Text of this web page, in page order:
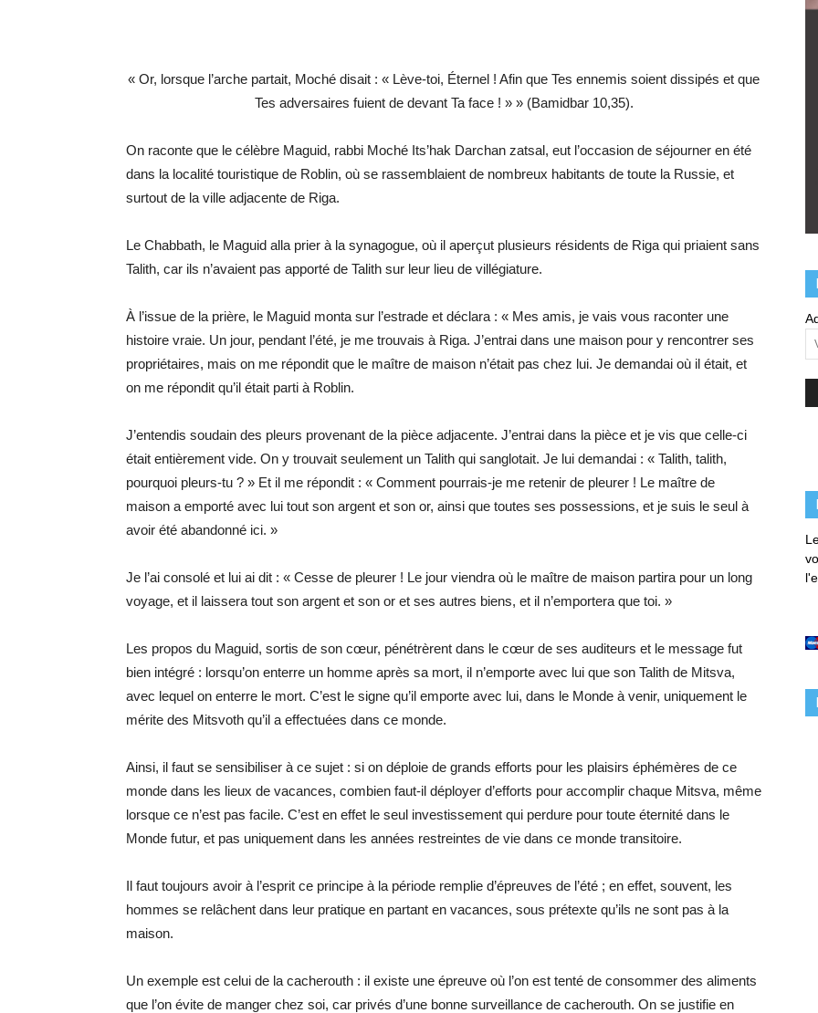
« Or, lorsque l’arche partait, Moché disait : « Lève-toi, Éternel ! Afin que Tes ennemis soient dissipés et que
Tes adversaires fuient de devant Ta face ! » » (Bamidbar 10,35).
On raconte que le célèbre Maguid, rabbi Moché Its’hak Darchan zatsal, eut l’occasion de séjourner en été
dans la localité touristique de Roblin, où se rassemblaient de nombreux habitants de toute la Russie, et
surtout de la ville adjacente de Riga.
Le Chabbath, le Maguid alla prier à la synagogue, où il aperçut plusieurs résidents de Riga qui priaient sans
Talith, car ils n’avaient pas apporté de Talith sur leur lieu de villégiature.
À l’issue de la prière, le Maguid monta sur l’estrade et déclara : « Mes amis, je vais vous raconter une
histoire vraie. Un jour, pendant l’été, je me trouvais à Riga. J’entrai dans une maison pour y rencontrer ses
propriétaires, mais on me répondit que le maître de maison n’était pas chez lui. Je demandai où il était, et
on me répondit qu’il était parti à Roblin.
J’entendis soudain des pleurs provenant de la pièce adjacente. J’entrai dans la pièce et je vis que celle-ci
était entièrement vide. On y trouvait seulement un Talith qui sanglotait. Je lui demandai : « Talith, talith,
pourquoi pleurs-tu ? » Et il me répondit : « Comment pourrais-je me retenir de pleurer ! Le maître de
maison a emporté avec lui tout son argent et son or, ainsi que toutes ses possessions, et je suis le seul à
avoir été abandonné ici. »
Je l’ai consolé et lui ai dit : « Cesse de pleurer ! Le jour viendra où le maître de maison partira pour un long
voyage, et il laissera tout son argent et son or et ses autres biens, et il n’emportera que toi. »
Les propos du Maguid, sortis de son cœur, pénétrèrent dans le cœur de ses auditeurs et le message fut
bien intégré : lorsqu’on enterre un homme après sa mort, il n’emporte avec lui que son Talith de Mitsva,
avec lequel on enterre le mort. C’est le signe qu’il emporte avec lui, dans le Monde à venir, uniquement le
mérite des Mitsvoth qu’il a effectuées dans ce monde.
Ainsi, il faut se sensibiliser à ce sujet : si on déploie de grands efforts pour les plaisirs éphémères de ce
monde dans les lieux de vacances, combien faut-il déployer d’efforts pour accomplir chaque Mitsva, même
lorsque ce n’est pas facile. C’est en effet le seul investissement qui perdure pour toute éternité dans le
Monde futur, et pas uniquement dans les années restreintes de vie dans ce monde transitoire.
Il faut toujours avoir à l’esprit ce principe à la période remplie d’épreuves de l’été ; en effet, souvent, les
hommes se relâchent dans leur pratique en partant en vacances, sous prétexte qu’ils ne sont pas à la
maison.
Un exemple est celui de la cacherouth : il existe une épreuve où l’on est tenté de consommer des aliments
que l’on évite de manger chez soi, car privés d’une bonne surveillance de cacherouth. On se justifie en